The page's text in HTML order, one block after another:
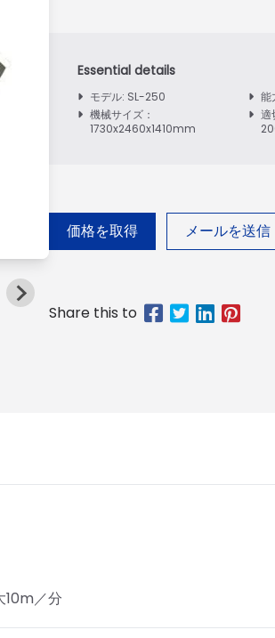
モデル: SL-250 能
機械サイズ：
1730x2460x1410mm
適
価格を取得 メールを送信
10m／分